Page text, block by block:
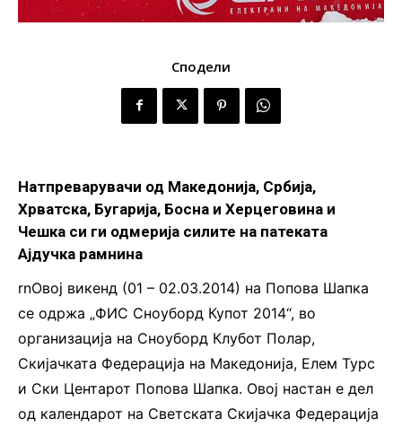
Сподели
Натпреварувачи од Македонија, Србија,
Хрватска, Бугарија, Босна и Херцеговина и
Чешка си ги одмерија силите на патеката
Ајдучка рамнина
rnОвој викенд (01 – 02.03.2014) на Попова Шапка
се одржа „ФИС Сноуборд Купот 2014“, во
организација на Сноуборд Клубот Полар,
Скијачката Федерација на Македонија, Елем Турс
и Ски Центарот Попова Шапка. Овој настан е дел
од календарот на Светската Скијачка Федерација